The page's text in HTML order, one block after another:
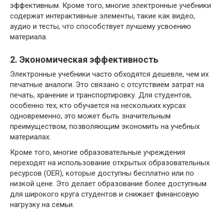
эффективным. Кроме того, многие электронные учебники
содержат интерактивные элементы, такие как видео,
аудио и тесты, что способствует лучшему усвоению
материала.
2. Экономическая эффективность
Электронные учебники часто обходятся дешевле, чем их
печатные аналоги. Это связано с отсутствием затрат на
печать, хранение и транспортировку. Для студентов,
особенно тех, кто обучается на нескольких курсах
одновременно, это может быть значительным
преимуществом, позволяющим экономить на учебных
материалах.
Кроме того, многие образовательные учреждения
переходят на использование открытых образовательных
ресурсов (OER), которые доступны бесплатно или по
низкой цене. Это делает образование более доступным
для широкого круга студентов и снижает финансовую
нагрузку на семьи.